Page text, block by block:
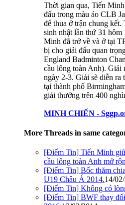
Thời gian qua, Tiến
đấu trong màu áo CLB
để thua ở trận chung
sinh nhật lần thứ 31
Minh đã trở về và ở tại
bị cho giải đấu quan
England Badminton
cầu lông toàn Anh). Giải
ngày 2-3. Giải sẽ diễn ra
tại thành phố
giải thưởng trên 400
MINH CHIẾN -
More Threads in same
[Điểm Tin] Tiến Minh
cầu lông toàn Anh mở
[Điểm Tin] Bốc thăm
U19 Châu Á 2014.14/
[Điểm Tin] Không có
[Điểm Tin] BWF thay